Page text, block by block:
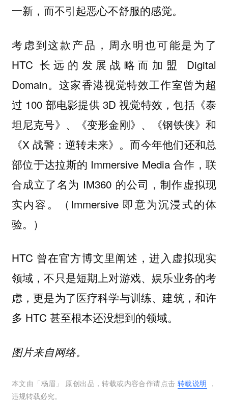
一新，而不引起恶心不舒服的感觉。
考虑到这款产品，周永明也可能是为了
HTC 长远的发展战略而加盟 Digital
Domain。这家香港视觉特效工作室曾为超
过 100 部电影提供 3D 视觉特效，包括《泰
坦尼克号》、《变形金刚》、《钢铁侠》和
《X 战警：逆转未来》。而今年他们还和总
部位于达拉斯的 Immersive Media 合作，联
合成立了名为 IM360 的公司，制作虚拟现
实内容。（Immersive 即意为沉浸式的体
验。）
HTC 曾在官方博文里阐述，进入虚拟现实
领域，不只是短期上对游戏、娱乐业务的考
虑，更是为了医疗科学与训练、建筑，和许
多 HTC 甚至根本还没想到的领域。
图片来自网络。
本文由「杨眉 」 原创出品，转载或内容合作请点击 转载说明 ，
违规转载必究。